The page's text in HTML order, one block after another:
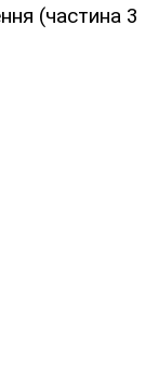
(частина 3